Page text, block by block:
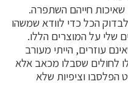
חייהם השתפרה.
הכל כדי לוודא שמשהו
שלי על המוצרים הללו.
עוזרים, הייתי מעורב
לחולים שסבלו מכאב אלא
הפלסבו וציפיות שלא